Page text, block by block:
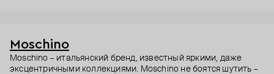
Moschino
Moschino – итальянский бренд, известный яркими, даже
эксцентричными коллекциями. Moschino не боятся шутить –